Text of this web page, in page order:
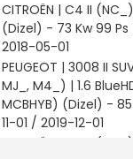
CITROËN | C4 II
(Dizel) - 73 Kw 99
2018-05-01
PEUGEOT | 3008 II
MJ_, M4_) | 1.6
MCBHYB) (Dizel) - 85
11-01 / 2019-12-01
CITROËN | C4 II (NC_)